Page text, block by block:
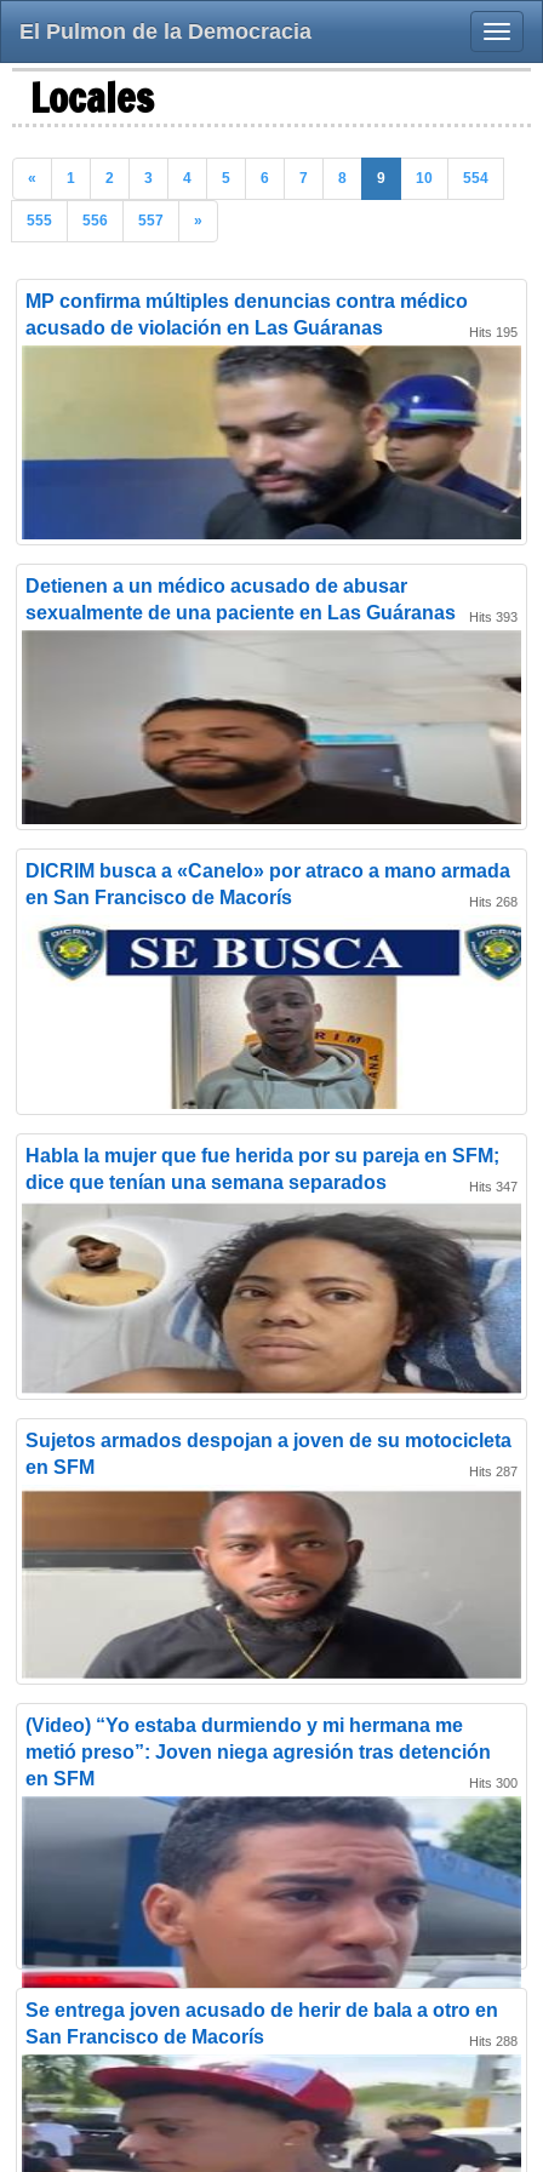
Toggle
El Pulmon de la Democracia
Locales
« 1 2 3 4 5 6 7 8 9 10 554
555 556 557 »
MP confirma múltiples denuncias contra médico
acusado de violación en Las Guáranas
Hits 195
Detienen a un médico acusado de abusar
sexualmente de una paciente en Las Guáranas
Hits 393
DICRIM busca a «Canelo» por atraco a mano armada
en San Francisco de Macorís
Hits 268
Habla la mujer que fue herida por su pareja en SFM;
dice que tenían una semana separados
Hits 347
Sujetos armados despojan a joven de su motocicleta
en SFM
Hits 287
(Video) “Yo estaba durmiendo y mi hermana me
metió preso”: Joven niega agresión tras detención
en SFM
Hits 300
Se entrega joven acusado de herir de bala a otro en
San Francisco de Macorís
Hits 288